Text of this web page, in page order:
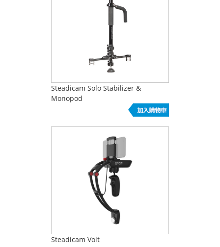
Steadicam Solo Stabilizer &
Monopod
Steadicam Volt